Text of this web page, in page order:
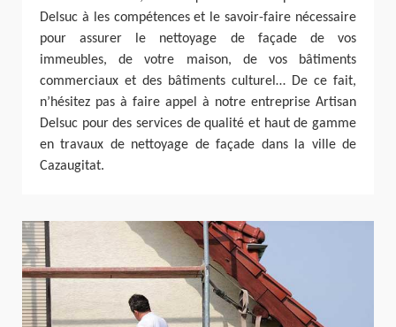
Delsuc à les compétences et le savoir-faire nécessaire
pour assurer le nettoyage de façade de vos
immeubles, de votre maison, de vos bâtiments
commerciaux et des bâtiments culturel… De ce fait,
n’hésitez pas à faire appel à notre entreprise Artisan
Delsuc pour des services de qualité et haut de gamme
en travaux de nettoyage de façade dans la ville de
Cazaugitat.